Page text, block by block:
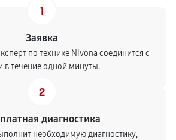
1
Заявка
по технике Nivona соединится с
в течение одной минуты.
2
диагностика
необходимую диагностику,